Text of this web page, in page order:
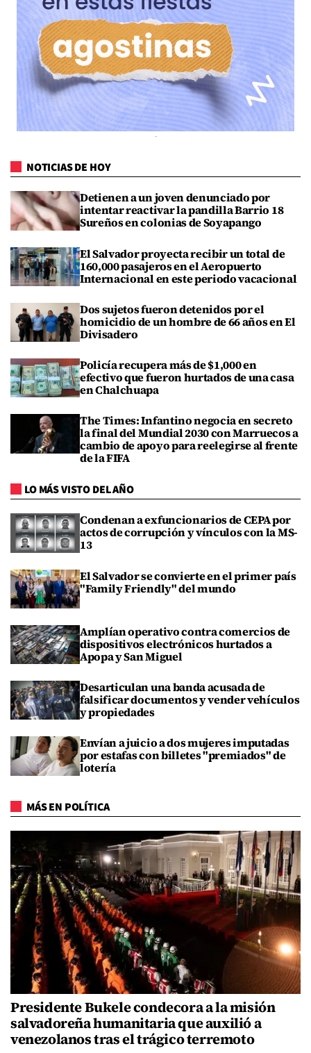
NOTICIAS DE HOY
Detienen a un joven denunciado por
intentar reactivar la pandilla Barrio 18
Sureños en colonias de Soyapango
El Salvador proyecta recibir un total de
160,000 pasajeros en el Aeropuerto
Internacional en este periodo vacacional
Dos sujetos fueron detenidos por el
homicidio de un hombre de 66 años en El
Divisadero
Policía recupera más de $1,000 en
efectivo que fueron hurtados de una casa
en Chalchuapa
The Times: Infantino negocia en secreto
la final del Mundial 2030 con Marruecos a
cambio de apoyo para reelegirse al frente
de la FIFA
LO MÁS VISTO DEL AÑO
Condenan a exfuncionarios de CEPA por
actos de corrupción y vínculos con la MS-
13
El Salvador se convierte en el primer país
"Family Friendly" del mundo
Amplían operativo contra comercios de
dispositivos electrónicos hurtados a
Apopa y San Miguel
Desarticulan una banda acusada de
falsificar documentos y vender vehículos
y propiedades
Envían a juicio a dos mujeres imputadas
por estafas con billetes "premiados" de
lotería
MÁS EN POLÍTICA
Presidente Bukele condecora a la misión
salvadoreña humanitaria que auxilió a
venezolanos tras el trágico terremoto